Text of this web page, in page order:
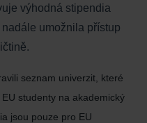
výhodná stipendia
umožnila přístup
seznam univerzit, které
studenty na akademický
jsou pouze pro EU